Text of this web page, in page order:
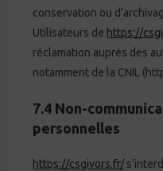
conservation ou
Utilisateurs de https://
réclamation auprès des
notamment de la CNIL
7.4 Non-
personnelles
https://csgivors.fr/